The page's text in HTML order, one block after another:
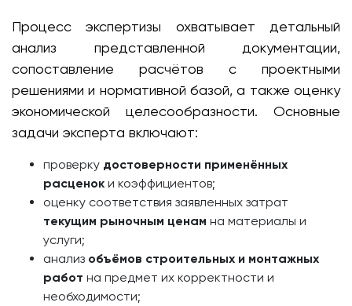
Процесс экспертизы охватывает детальный
анализ представленной документации,
сопоставление расчётов с проектными
решениями и нормативной базой, а также оценку
экономической целесообразности. Основные
задачи эксперта включают:
проверку достоверности применённых
расценок и коэффициентов;
оценку соответствия заявленных затрат
текущим рыночным ценам на материалы и
услуги;
анализ объёмов строительных и монтажных
работ на предмет их корректности и
необходимости;